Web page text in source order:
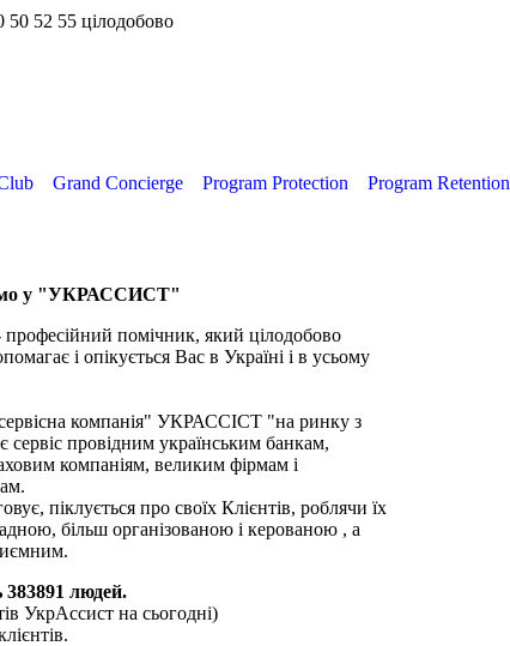
50 52 55цілодобово
Grand Concierge Program Protection Program Retention
у "УКРАССИСТ"
помічник, який цілодобово
і опікується Вас в Україні і в усьому
компанія" УКРАССІСТ "на ринку з
сервіс провідним українським банкам,
компаніям, великим фірмам і
піклується про своїх Клієнтів, роблячи їх
більш організованою і керованою , а
383891 людей.
УкрАссист на сьогодні)